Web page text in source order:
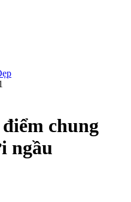
chung
ngầu